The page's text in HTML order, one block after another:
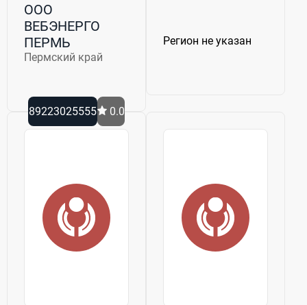
ООО
ВЕБЭНЕРГО
ПЕРМЬ
Пермский край
89223025555 0.0
Регион не указан